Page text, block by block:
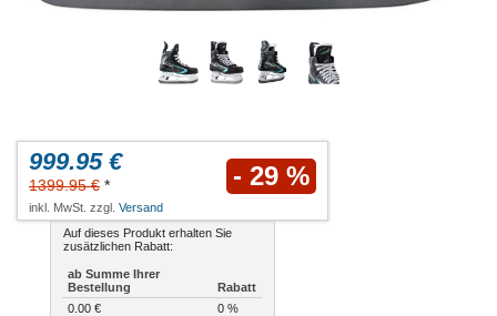
999.95 €
1399.95 € * - 29 %
inkl. MwSt. zzgl. Versand
Auf dieses Produkt erhalten Sie
zusätzlichen Rabatt:
ab Summe Ihrer
Bestellung
Rabatt
0.00 €
0 %